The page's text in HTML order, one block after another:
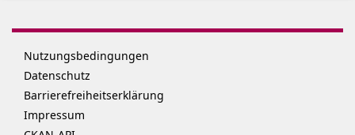
Nutzungsbedingungen
Datenschutz
Barrierefreiheitserklärung
Impressum